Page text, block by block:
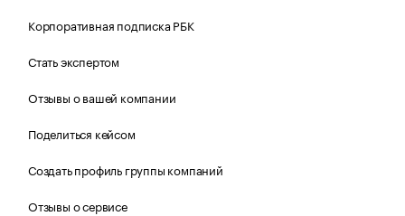
Корпоративная подписка РБК
Стать экспертом
Отзывы о вашей компании
Поделиться кейсом
Создать профиль группы компаний
Отзывы о сервисе